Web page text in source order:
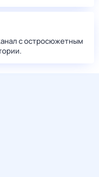
с остросюжетным